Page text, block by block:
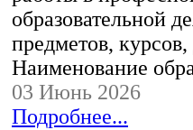
образовательной
предметов,
Наименование
03 Июнь 2026
Подробнее...